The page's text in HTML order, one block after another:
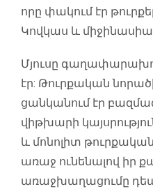
որը փակում էր
Կովկաս և
Մյուսը
էր: Թուրքական
ցանկանում էր
վիթխարի
և մոնոլիտ
առաջ ունենալով իր
առաջխաղացումը